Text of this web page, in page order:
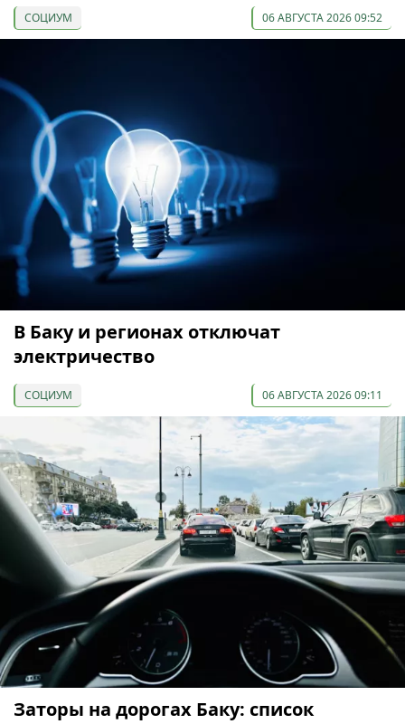
СОЦИУМ 06 АВГУСТА 2026 09:52
В Баку и регионах отключат
электричество
СОЦИУМ 06 АВГУСТА 2026 09:11
Заторы на дорогах Баку: список